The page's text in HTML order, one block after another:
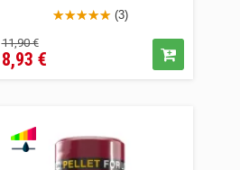
(3)
Precio
regular
11,90 €Precio
8,93 €